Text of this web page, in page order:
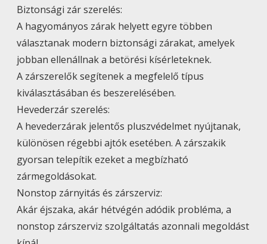
Biztonsági zár szerelés:
A hagyományos zárak helyett egyre többen
választanak modern biztonsági zárakat, amelyek
jobban ellenállnak a betörési kísérleteknek.
A zárszerelők segítenek a megfelelő típus
kiválasztásában és beszerelésében.
Hevederzár szerelés:
A hevederzárak jelentős pluszvédelmet nyújtanak,
különösen régebbi ajtók esetében. A zárszakik
gyorsan telepítik ezeket a megbízható
zármegoldásokat.
Nonstop zárnyitás és zárszerviz:
Akár éjszaka, akár hétvégén adódik probléma, a
nonstop zárszerviz szolgáltatás azonnali megoldást